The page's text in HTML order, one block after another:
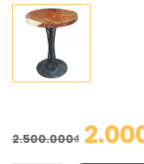
2.500.000₫